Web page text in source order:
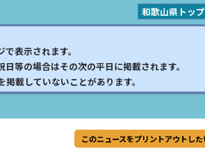
和歌山県トッ
表示されます。
等の場合はその次の平日に掲載されます。
載していないことがあります。
このニュースをプリントアウトし